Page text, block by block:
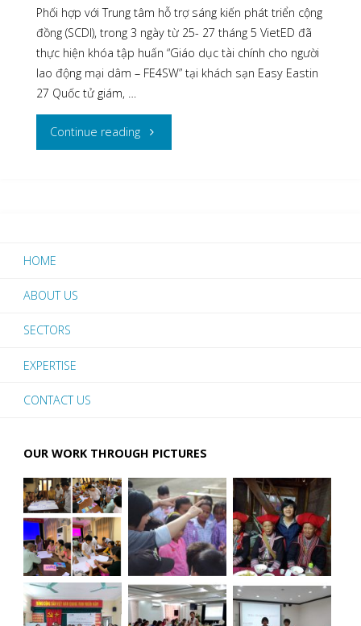
Phối hợp với Trung tâm hỗ trợ sáng kiến phát triển cộng
đồng (SCDI), trong 3 ngày từ 25- 27 tháng 5 VietED đã
thực hiện khóa tập huấn “Giáo dục tài chính cho người
lao động mại dâm – FE4SW” tại khách sạn Easy Eastin
27 Quốc tử giám, …
Continue reading"Tập
mại
dâm
–
FE4SW"
HOME
ABOUT US
SECTORS
EXPERTISE
CONTACT US
OUR WORK THROUGH PICTURES